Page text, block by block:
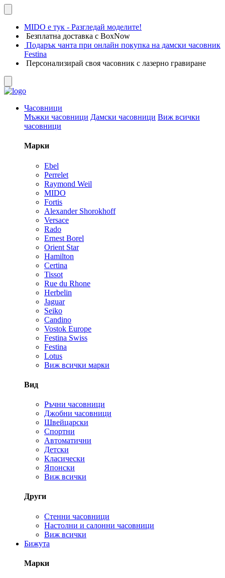
MIDO е тук - Разгледай моделите!
Безплатна доставка с BoxNow
Подарък чанта при онлайн покупка на дамски часовник
Festina
Персонализирай своя часовник с лазерно гравиране
Часовници
Мъжки часовници Дамски часовници Виж всички
часовници
Марки
Ebel
Perrelet
Raymond Weil
MIDO
Fortis
Alexander Shorokhoff
Versace
Rado
Ernest Borel
Orient Star
Hamilton
Certina
Tissot
Rue du Rhone
Herbelin
Jaguar
Seiko
Candino
Vostok Europe
Festina Swiss
Festina
Lotus
Виж всички марки
Вид
Ръчни часовници
Джобни часовници
Швейцарски
Спортни
Автоматични
Детски
Класически
Японски
Виж всички
Други
Стенни часовници
Настолни и салонни часовници
Виж всички
Бижута
Марки